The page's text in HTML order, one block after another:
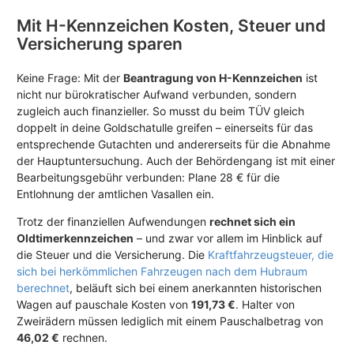
Mit H-Kennzeichen Kosten, Steuer und
Versicherung sparen
Keine Frage: Mit der Beantragung von H-Kennzeichen ist
nicht nur bürokratischer Aufwand verbunden, sondern
zugleich auch finanzieller. So musst du beim TÜV gleich
doppelt in deine Goldschatulle greifen – einerseits für das
entsprechende Gutachten und andererseits für die Abnahme
der Hauptuntersuchung. Auch der Behördengang ist mit einer
Bearbeitungsgebühr verbunden: Plane 28 € für die
Entlohnung der amtlichen Vasallen ein.
Trotz der finanziellen Aufwendungen rechnet sich ein
Oldtimerkennzeichen – und zwar vor allem im Hinblick auf
die Steuer und die Versicherung. Die Kraftfahrzeugsteuer, die
sich bei herkömmlichen Fahrzeugen nach dem Hubraum
berechnet, beläuft sich bei einem anerkannten historischen
Wagen auf pauschale Kosten von 191,73 €. Halter von
Zweirädern müssen lediglich mit einem Pauschalbetrag von
46,02 € rechnen.